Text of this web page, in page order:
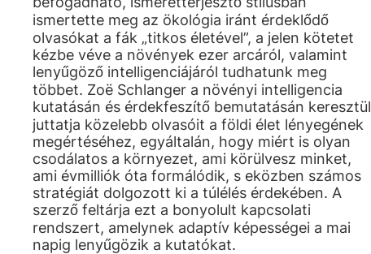
ismertette meg az ökológia iránt érdeklődő
olvasókat a fák „titkos életével”, a jelen kötetet
kézbe véve a növények ezer arcáról, valamint
lenyűgöző intelligenciájáról tudhatunk meg
többet. Zoë Schlanger a növényi intelligencia
kutatásán és érdekfeszítő bemutatásán keresztül
juttatja közelebb olvasóit a földi élet lényegének
megértéséhez, egyáltalán, hogy miért is olyan
csodálatos a környezet, ami körülvesz minket,
ami évmilliók óta formálódik, s eközben számos
stratégiát dolgozott ki a túlélés érdekében. A
szerző feltárja ezt a bonyolult kapcsolati
rendszert, amelynek adaptív képességei a mai
napig lenyűgözik a kutatókat.